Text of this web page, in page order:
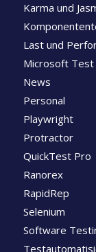
Karma und
Last und
Microsoft Test
News
Personal
Playwright
Protractor
QuickTest Pro
Ranorex
RapidRep
Selenium
Software